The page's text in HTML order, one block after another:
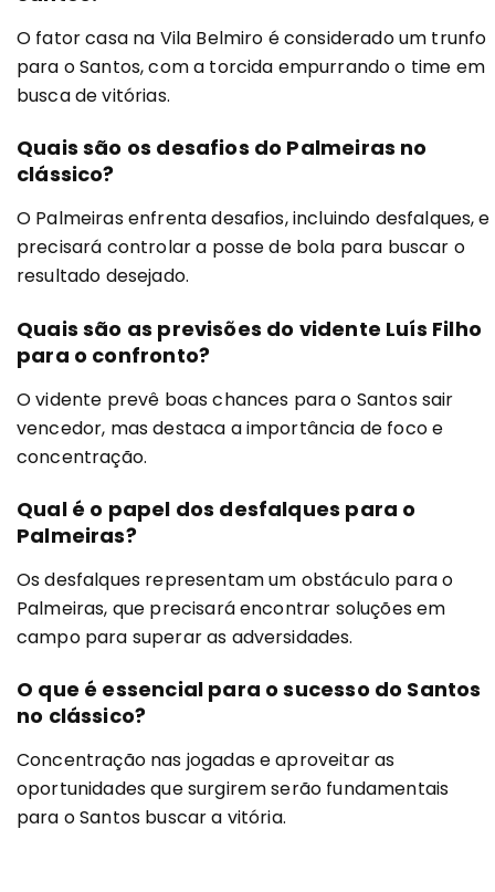
O fator casa na Vila Belmiro é considerado um trunfo
para o Santos, com a torcida empurrando o time em
busca de vitórias.
Quais são os desafios do Palmeiras no
clássico?
O Palmeiras enfrenta desafios, incluindo desfalques, e
precisará controlar a posse de bola para buscar o
resultado desejado.
Quais são as previsões do vidente Luís Filho
para o confronto?
O vidente prevê boas chances para o Santos sair
vencedor, mas destaca a importância de foco e
concentração.
Qual é o papel dos desfalques para o
Palmeiras?
Os desfalques representam um obstáculo para o
Palmeiras, que precisará encontrar soluções em
campo para superar as adversidades.
O que é essencial para o sucesso do Santos
no clássico?
Concentração nas jogadas e aproveitar as
oportunidades que surgirem serão fundamentais
para o Santos buscar a vitória.